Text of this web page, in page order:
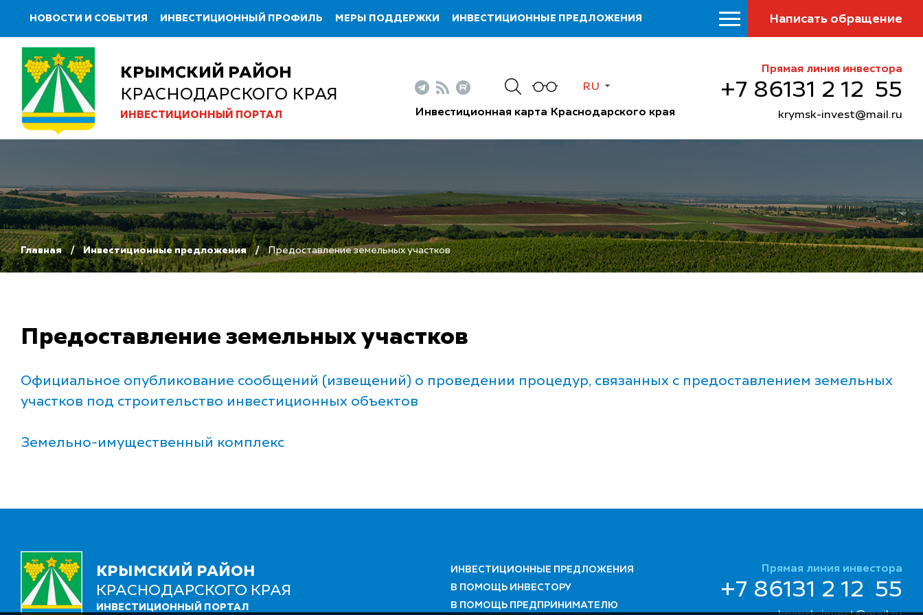
НОВОСТИ И СОБЫТИЯ ИНВЕСТИЦИОННЫЙ ПРОФИЛЬ МЕРЫ ПОДДЕРЖКИ ИНВЕСТИЦИОННЫЕ ПРЕДЛОЖЕНИЯ Написать обращение
КРЫМСКИЙ РАЙОН
КРАСНОДАРСКОГО КРАЯ
ИНВЕСТИЦИОННЫЙ ПОРТАЛ
RU
Инвестиционная карта Краснодарского края
Прямая линия инвестора
+7 86131 2 12 55
krymsk-invest@mail.ru
Главная Инвестиционные предложения Предоставление земельных участков
Предоставление земельных участков
Официальное опубликование сообщений (извещений) о проведении процедур, связанных с предоставлением земельных
участков под строительство инвестиционных объектов
Земельно-имущественный комплекс
КРЫМСКИЙ РАЙОН
КРАСНОДАРСКОГО КРАЯ
ИНВЕСТИЦИОННЫЙ ПОРТАЛ
ИНВЕСТИЦИОННЫЕ ПРЕДЛОЖЕНИЯ
В ПОМОЩЬ ИНВЕСТОРУ
В ПОМОЩЬ ПРЕДПРИНИМАТЕЛЮ
Прямая линия инвестора
+7 86131 2 12 55